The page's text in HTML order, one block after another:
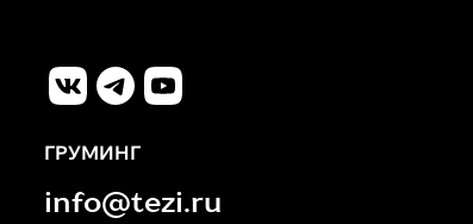
ГРУМИНГ
info@tezi.ru